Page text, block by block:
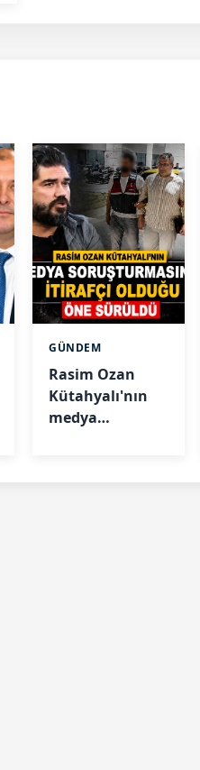
GÜNDEM
Rasim Ozan
Kütahyalı'nın
medya